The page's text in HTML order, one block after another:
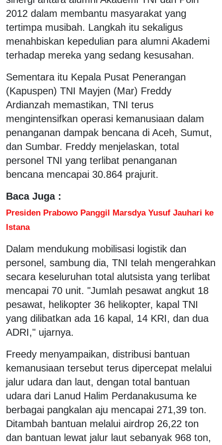
2012 dalam membantu masyarakat yang
tertimpa musibah. Langkah itu sekaligus
menahbiskan kepedulian para alumni Akademi
terhadap mereka yang sedang kesusahan.
Sementara itu Kepala Pusat Penerangan
(Kapuspen) TNI Mayjen (Mar) Freddy
Ardianzah memastikan, TNI terus
mengintensifkan operasi kemanusiaan dalam
penanganan dampak bencana di Aceh, Sumut,
dan Sumbar. Freddy menjelaskan, total
personel TNI yang terlibat penanganan
bencana mencapai 30.864 prajurit.
Baca Juga :
Presiden Prabowo Panggil Marsdya Yusuf Jauhari ke
Istana
Dalam mendukung mobilisasi logistik dan
personel, sambung dia, TNI telah mengerahkan
secara keseluruhan total alutsista yang terlibat
mencapai 70 unit. "Jumlah pesawat angkut 18
pesawat, helikopter 36 helikopter, kapal TNI
yang dilibatkan ada 16 kapal, 14 KRI, dan dua
ADRI," ujarnya.
Freedy menyampaikan, distribusi bantuan
kemanusiaan tersebut terus dipercepat melalui
jalur udara dan laut, dengan total bantuan
udara dari Lanud Halim Perdanakusuma ke
berbagai pangkalan aju mencapai 271,39 ton.
Ditambah bantuan melalui airdrop 26,22 ton
dan bantuan lewat jalur laut sebanyak 968 ton,